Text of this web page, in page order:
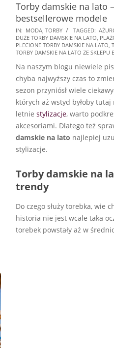
Torby damskie na lato
bestsellerowe modele
2022-
06-
07
IN: MODA, TORBY TAGGED:
DUŻE TORBY DAMSKIE NA LATO,
PLECIONE TORBY DAMSKIE NA LATO,
TORBY DAMSKIE NA LATO ZE SKLEPU
Na naszym blogu niewiele
chyba najwyższy czas to
sezon przyniósł wiele
których aż wstyd byłoby
letnie stylizacje, warto
akcesoriami. Dlatego też
damskie na lato najlepiej
stylizacje.
Torby damskie na
trendy
Do czego służy torebka, wie
historia nie jest wcale taka
torebek powstały aż w